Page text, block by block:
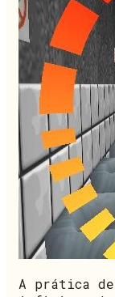
A prática